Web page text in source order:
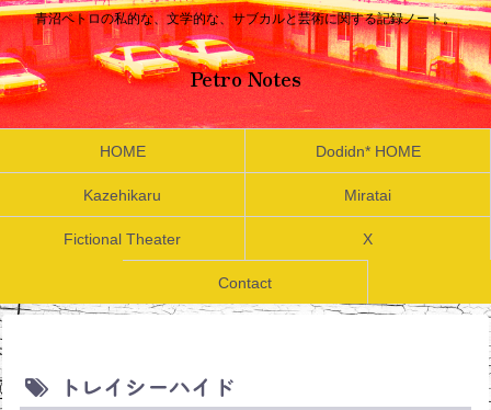
青沼ペトロの私的な、文学的な、サブカルと芸術に関する記録ノート。
Petro Notes
HOME Dodidn* HOME
Kazehikaru Miratai
Fictional Theater X
Contact
トレイシーハイド